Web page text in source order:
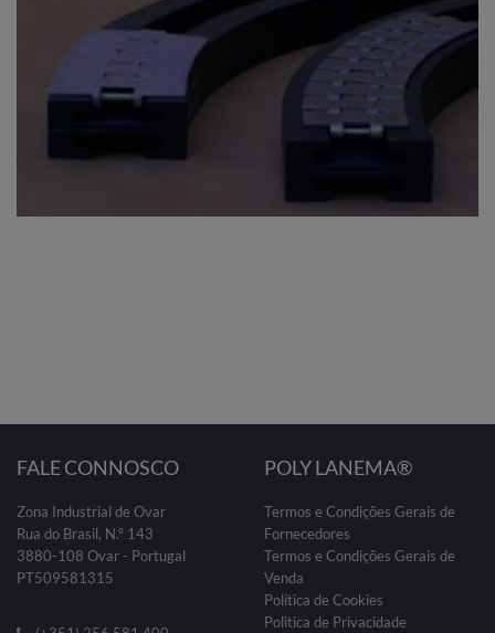
FALE CONNOSCO
Zona Industrial de Ovar
Rua do Brasil, N.º 143
3880-108 Ovar - Portugal
PT509581315
POLY LANEMA®
Termos e Condições Gerais de
Fornecedores
Termos e Condições Gerais de
Venda
Política de Cookies
Politica de Privacidade